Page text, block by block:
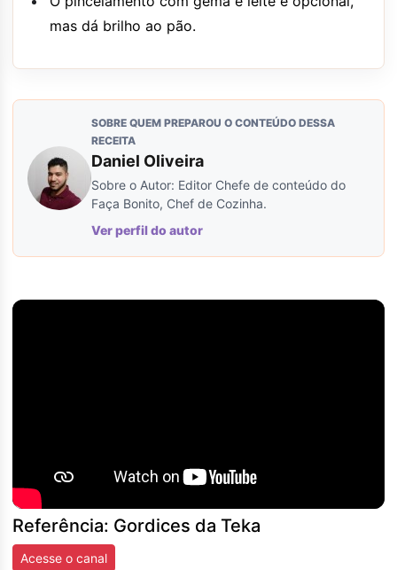
mas dá brilho ao pão.
SOBRE QUEM PREPAROU O CONTEÚDO DESSA
RECEITA
Daniel Oliveira
Sobre o Autor: Editor Chefe de conteúdo do
Faça Bonito, Chef de Cozinha.
Ver perfil do autor
Referência: Gordices da Teka
Acesse o canal